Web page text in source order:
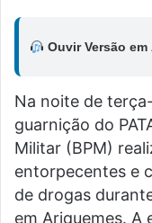
Ouvir Versão
Na noite de
guarnição do
Militar (BPM)
entorpecentes e
de drogas
em Ariquemes. A